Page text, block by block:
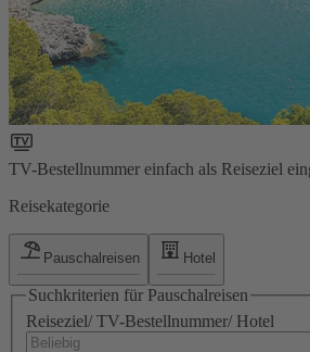
TV-Bestellnummer einfach als Reiseziel
Reisekategorie
Pauschalreisen Hotel
Suchkriterien für Pauschalreisen
Reiseziel/ TV-Bestellnummer/ Hotel